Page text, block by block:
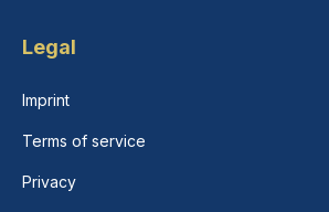
Legal
Imprint
Terms of service
Privacy